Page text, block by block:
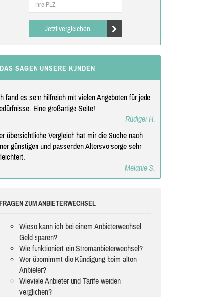
Jetzt vergleichen
DAS SAGEN UNSERE KUNDEN
fand es sehr hilfreich mit vielen Angeboten für jede
Eine großartige Seite!
Rüdiger H.
übersichtliche Vergleich hat mir die Suche nach
günstigen und passenden Altersvorsorge sehr
Melanie S.
FRAGEN ZUM ANBIETERWECHSEL
Wieso kann ich bei einem Anbieterwechsel
Geld sparen?
Wie funktioniert ein Stromanbieterwechsel?
Wer übernimmt die Kündigung beim alten
Anbieter?
Wieviele Anbieter und Tarife werden
verglichen?